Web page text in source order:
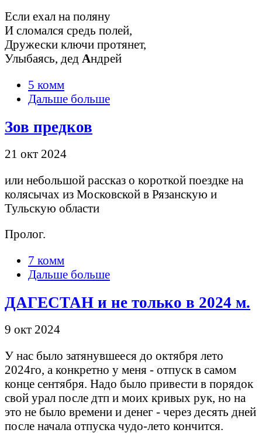
Если ехал на поляну
И сломался средь полей,
Дружески ключи протянет,
Улыбаясь, дед Андрей
5 комм
Дальше больше
Зов предков
21 окт 2024
или небольшой рассказ о короткой поездке на
колясычах из Московской в Рязанскую и
Тульскую области
Пролог.
7 комм
Дальше больше
ДАГЕСТАН и не только в 2024 м.
9 окт 2024
У нас было затянувшееся до октября лето
2024го, а конкретно у меня - отпуск в самом
конце сентября. Надо было привести в порядок
свой урал после дтп и моих кривых рук, но на
это не было времени и денег - через десять дней
после начала отпуска чудо-лето кончится.